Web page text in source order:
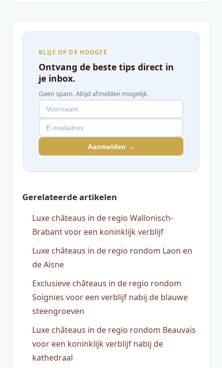
BLIJF OP DE HOOGTE
Ontvang de beste tips direct in
je inbox.
Geen spam. Altijd afmelden mogelijk.
Aanmelden →
Gerelateerde artikelen
Luxe châteaus in de regio Wallonisch-
Brabant voor een koninklijk verblijf
Luxe châteaus in de regio rondom Laon en
de Aisne
Exclusieve châteaus in de regio rondom
Soignies voor een verblijf nabij de blauwe
steengroeven
Luxe châteaus in de regio rondom Beauvais
voor een koninklijk verblijf nabij de
kathedraal